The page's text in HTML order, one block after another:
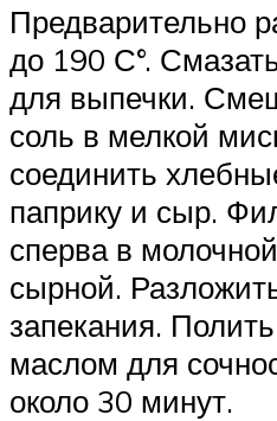
Предварительно
до 190 С°.
для выпечки.
соль в мелкой
соединить
паприку и сыр.
сперва в
сырной.
запекания.
маслом для
около 30 минут.